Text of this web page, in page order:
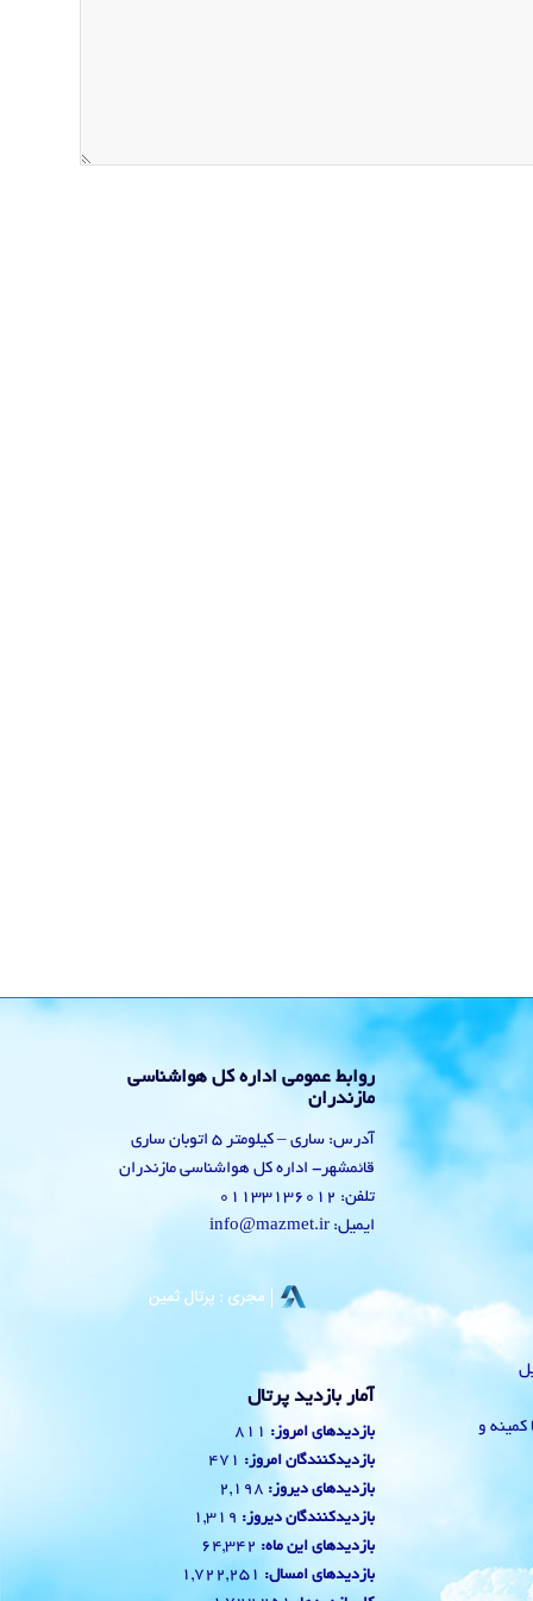
با کمینه و
روابط عمومی اداره کل هواشناسی
مازندران
آدرس: ساری – کیلومتر 5 اتوبان ساری
قائمشهر- اداره کل هواشناسی مازندران
تلفن: 01133136012
ایمیل: info@mazmet.ir
آمار بازدید پرتال
بازدیدهای امروز: 811
بازدیدکنندگان امروز: 471
بازدیدهای دیروز: 2,198
بازدیدکنندگان دیروز: 1,319
بازدیدهای این ماه: 64,342
بازدیدهای امسال: 1,722,251